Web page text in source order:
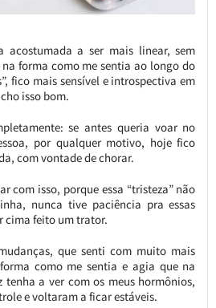
acostumada a ser mais linear, sem
forma como me sentia ao longo do
fico mais sensível e introspectiva em
isso bom.
se antes queria voar no
por qualquer motivo, hoje fico
com vontade de chorar.
com isso, porque essa “tristeza” não
nunca tive paciência pra essas
cima feito um trator.
que senti com muito mais
como me sentia e agia que na
tenha a ver com os meus hormônios,
e voltaram a ficar estáveis.